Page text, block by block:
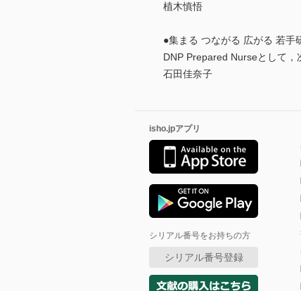
植木慎悟
●集まる つながる 広がる 若手
DNP Prepared Nurseとして，
石田佳奈子
isho.jpアプリ
シリアル番号をお持ちの方
シリアル番号登録